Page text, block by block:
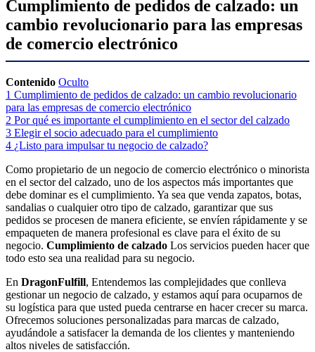
Cumplimiento de pedidos de calzado: un
cambio revolucionario para las empresas
de comercio electrónico
Contenido Oculto
1 Cumplimiento de pedidos de calzado: un cambio revolucionario
para las empresas de comercio electrónico
2 Por qué es importante el cumplimiento en el sector del calzado
3 Elegir el socio adecuado para el cumplimiento
4 ¿Listo para impulsar tu negocio de calzado?
Como propietario de un negocio de comercio electrónico o minorista
en el sector del calzado, uno de los aspectos más importantes que
debe dominar es el cumplimiento. Ya sea que venda zapatos, botas,
sandalias o cualquier otro tipo de calzado, garantizar que sus
pedidos se procesen de manera eficiente, se envíen rápidamente y se
empaqueten de manera profesional es clave para el éxito de su
negocio. Cumplimiento de calzado Los servicios pueden hacer que
todo esto sea una realidad para su negocio.
En DragonFulfill, Entendemos las complejidades que conlleva
gestionar un negocio de calzado, y estamos aquí para ocuparnos de
su logística para que usted pueda centrarse en hacer crecer su marca.
Ofrecemos soluciones personalizadas para marcas de calzado,
ayudándole a satisfacer la demanda de los clientes y manteniendo
altos niveles de satisfacción.